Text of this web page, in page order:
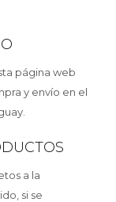
página web
y envío en el
a la
si se